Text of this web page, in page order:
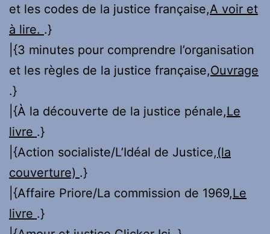
et les codes de la justice française,A voir et
à lire. .}
|{3 minutes pour comprendre l’organisation
et les règles de la justice française,Ouvrage
.}
|{À la découverte de la justice pénale,Le
livre .}
|{Action socialiste/L’Idéal de Justice,(la
couverture) .}
|{Affaire Priore/La commission de 1969,Le
livre .}